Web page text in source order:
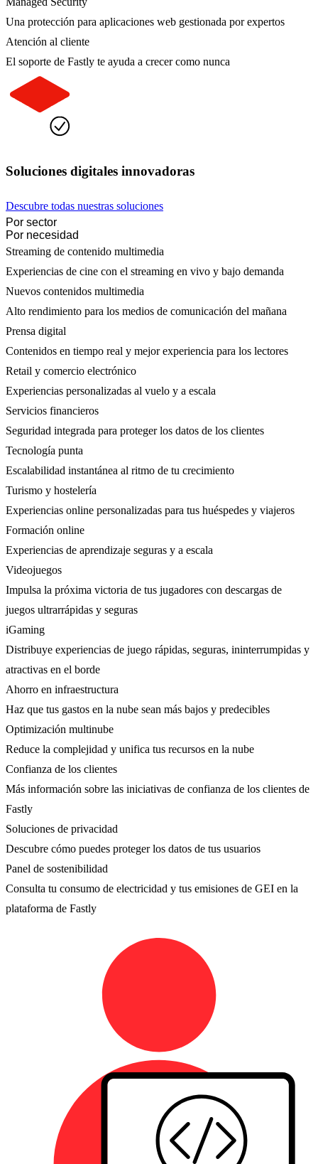
Una protección para aplicaciones web gestionada por expertos
Atención al cliente
El soporte de Fastly te ayuda a crecer como nunca
Soluciones digitales innovadoras
Descubre todas nuestras soluciones
Por sector
Por necesidad
Streaming de contenido multimedia
Experiencias de cine con el streaming en vivo y bajo demanda
Nuevos contenidos multimedia
Alto rendimiento para los medios de comunicación del mañana
Prensa digital
Contenidos en tiempo real y mejor experiencia para los lectores
Retail y comercio electrónico
Experiencias personalizadas al vuelo y a escala
Servicios financieros
Seguridad integrada para proteger los datos de los clientes
Tecnología punta
Escalabilidad instantánea al ritmo de tu crecimiento
Turismo y hostelería
Experiencias online personalizadas para tus huéspedes y viajeros
Formación online
Experiencias de aprendizaje seguras y a escala
Videojuegos
Impulsa la próxima victoria de tus jugadores con descargas de
juegos ultrarrápidas y seguras
iGaming
Distribuye experiencias de juego rápidas, seguras, ininterrumpidas y
atractivas en el borde
Ahorro en infraestructura
Haz que tus gastos en la nube sean más bajos y predecibles
Optimización multinube
Reduce la complejidad y unifica tus recursos en la nube
Confianza de los clientes
Más información sobre las iniciativas de confianza de los clientes de
Fastly
Soluciones de privacidad
Descubre cómo puedes proteger los datos de tus usuarios
Panel de sostenibilidad
Consulta tu consumo de electricidad y tus emisiones de GEI en la
plataforma de Fastly